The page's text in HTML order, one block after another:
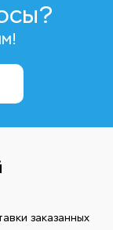
заказанных